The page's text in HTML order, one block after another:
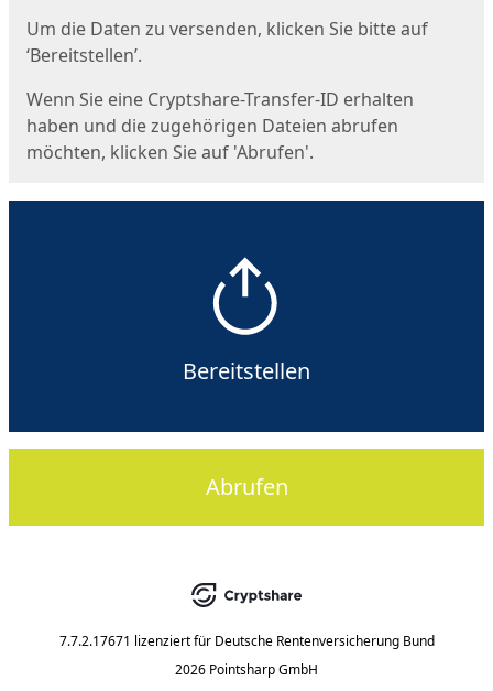
Um die Daten zu versenden, klicken Sie bitte auf
‘Bereitstellen’.
Wenn Sie eine Cryptshare-Transfer-ID erhalten
haben und die zugehörigen Dateien abrufen
möchten, klicken Sie auf 'Abrufen'.
Bereitstellen
Abrufen
7.7.2.17671 lizenziert für Deutsche Rentenversicherung Bund
2026 Pointsharp GmbH